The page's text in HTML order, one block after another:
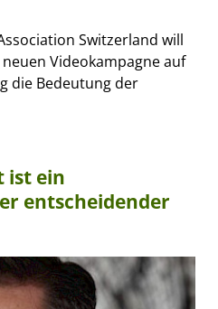
Switzerland will
Videokampagne auf
die Bedeutung der
ist ein
entscheidender